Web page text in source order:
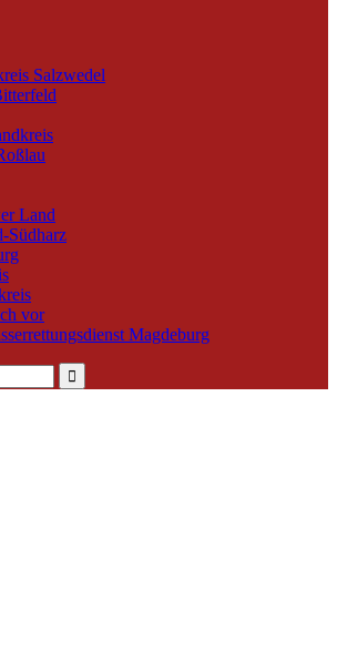
Salzwedel
Land
Südharz
vor
Magdeburg